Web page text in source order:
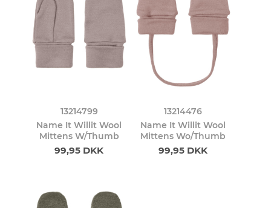
13214799
Name It Willit Wool
Mittens W/Thumb
99,95 DKK
13214476
Name It Willit Wool
Mittens Wo/Thumb
99,95 DKK